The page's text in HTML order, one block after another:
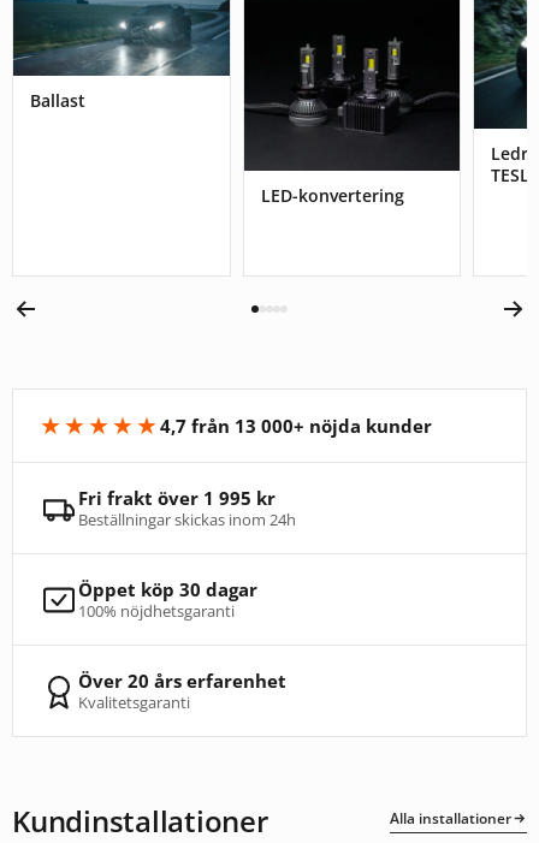
Ballast
LED-konvertering
★★★★★4,7 från 13 000+ nöjda kunder
Fri frakt över 1 995 kr
Beställningar skickas inom 24h
Öppet köp 30 dagar
100% nöjdhetsgaranti
Över 20 års erfarenhet
Kvalitetsgaranti
Kundinstallationer Alla installationer